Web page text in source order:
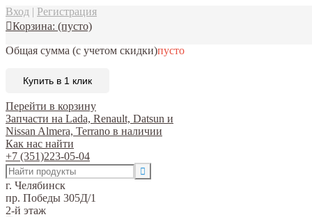
Вход | Регистрация
Корзина: (пусто)
Общая сумма (с учетом скидки)пусто
Купить в 1 клик
Перейти в корзину
Запчасти на Lada, Renault, Datsun и
Nissan Almera, Terrano в наличии
Как нас найти
+7 (351)223-05-04
г. Челябинск
пр. Победы 305Д/1
2-й этаж